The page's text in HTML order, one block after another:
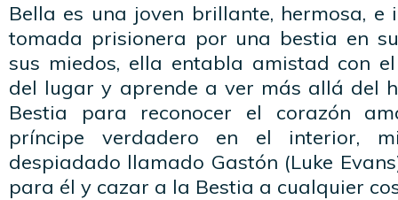
Bella es una joven brillante, hermosa, e
tomada prisionera por una bestia en
sus miedos, ella entabla amistad con
del lugar y aprende a ver más allá del
Bestia para reconocer el corazón
príncipe verdadero en el interior,
despiadado llamado Gastón (Luke
para él y cazar a la Bestia a cualquier